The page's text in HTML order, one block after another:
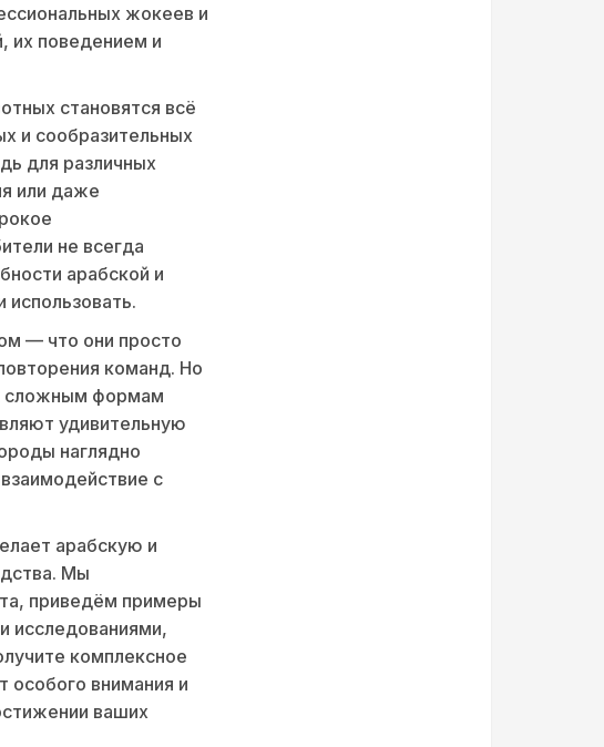
жокеев и
их поведением и
становятся всё
и сообразительных
для различных
или даже
не всегда
арабской и
— что они просто
команд. Но
сложным формам
удивительную
наглядно
с
арабскую и
Мы
приведём примеры
исследованиями,
комплексное
внимания и
ваших